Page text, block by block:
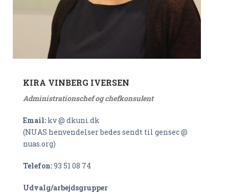
KIRA VINBERG IVERSEN
Administrationschef og chefkonsulent
Email: kv @ dkuni.dk
(NUAS henvendelser bedes sendt til gensec @
nuas.org)
Telefon:93 51 08 74
Udvalg/arbejdsgrupper